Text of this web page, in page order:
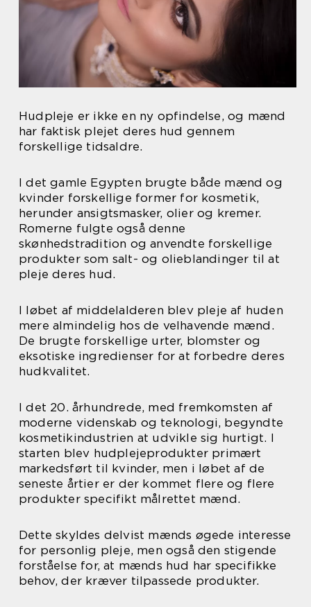
Hudpleje er ikke en ny opfindelse, og mænd
har faktisk plejet deres hud gennem
forskellige tidsaldre.
I det gamle Egypten brugte både mænd og
kvinder forskellige former for kosmetik,
herunder ansigtsmasker, olier og kremer.
Romerne fulgte også denne
skønhedstradition og anvendte forskellige
produkter som salt- og olieblandinger til at
pleje deres hud.
I løbet af middelalderen blev pleje af huden
mere almindelig hos de velhavende mænd.
De brugte forskellige urter, blomster og
eksotiske ingredienser for at forbedre deres
hudkvalitet.
I det 20. århundrede, med fremkomsten af
moderne videnskab og teknologi, begyndte
kosmetikindustrien at udvikle sig hurtigt. I
starten blev hudplejeprodukter primært
markedsført til kvinder, men i løbet af de
seneste årtier er der kommet flere og flere
produkter specifikt målrettet mænd.
Dette skyldes delvist mænds øgede interesse
for personlig pleje, men også den stigende
forståelse for, at mænds hud har specifikke
behov, der kræver tilpassede produkter.